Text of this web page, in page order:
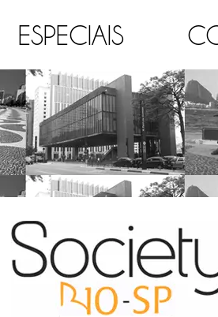
ESPECIAIS